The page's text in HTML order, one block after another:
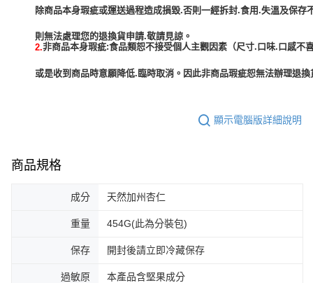
除商品本身瑕疵或運送過程造成損毀.否則一經拆封.食用.失溫及保存
2.非商品本身瑕疵:食品類恕不接受個人主觀因素（尺寸.口味.口感不
或是收到商品時意願降低.臨時取消。因此非商品瑕疵恕無法辦理退
顯示電腦版詳細說明
商品規格
成分 天然加州杏仁
重量 454G(此為分裝包)
保存 開封後請立即冷藏保存
過敏原 本產品含堅果成分